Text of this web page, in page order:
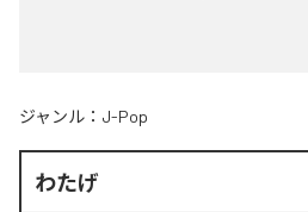
ジャンル： J-Pop
わたげ